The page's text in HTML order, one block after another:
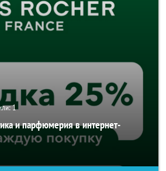
1
и парфюмерия в интернет-